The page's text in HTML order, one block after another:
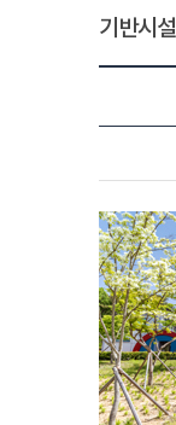
기반시설